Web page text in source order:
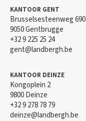
KANTOOR GENT
Brusselsesteenweg 690
9050 Gentbrugge
+32 9 225 25 24
gent@landbergh.be
KANTOOR DEINZE
Kongoplein 2
9800 Deinze
+32 9 278 78 79
deinze@landbergh.be